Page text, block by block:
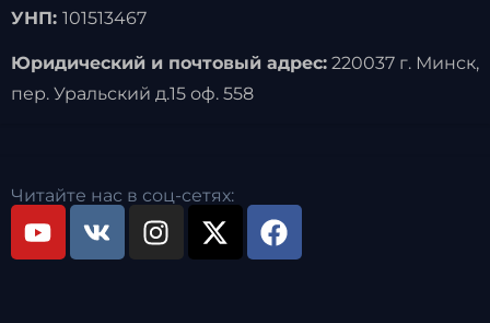
УНП: 101513467
Юридический и почтовый адрес:220037 г. Минск,
пер. Уральский д.15 оф. 558
Читайте нас в соц-сетях: